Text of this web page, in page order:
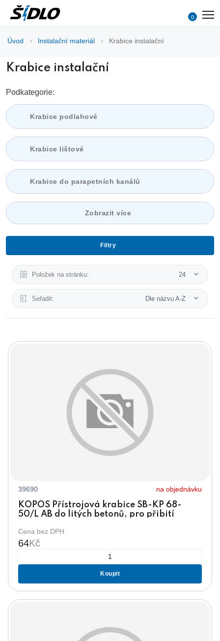
0
Úvod Instalační materiál Krabice instalační
Krabice instalační
Podkategorie:
Krabice podlahové
Krabice lištové
Krabice do parapetních kanálů
Zobrazit více
Filtry
Položek na stránku: 24
Seřadit: Dle názvu A-Z
39690 na objednávku
KOPOS Přístrojová krabice SB-KP 68-
50/L AB do litých betonů, pro přibití
Cena bez DPH
64Kč
Koupit